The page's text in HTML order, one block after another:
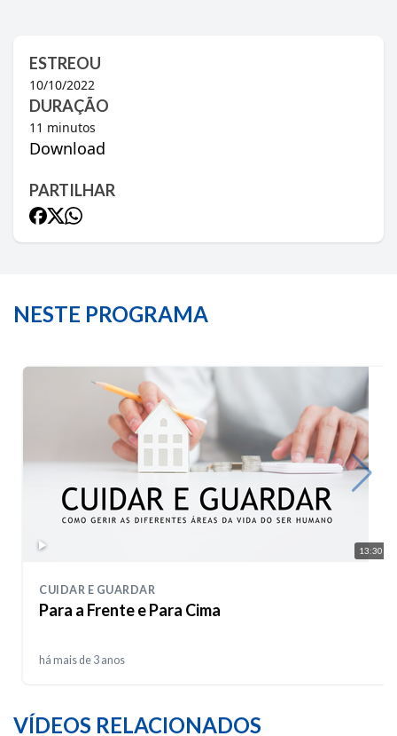
ESTREOU
10/10/2022
DURAÇÃO
11 minutos
Download
PARTILHAR
NESTE PROGRAMA
13:30
CUIDAR E GUARDAR
Para a Frente e Para Cima
há mais de 3 anos
VÍDEOS RELACIONADOS